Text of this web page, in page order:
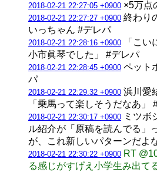
2018-02-21 22:27:05 +0900 ×5万
2018-02-21 22:27:27 +0900 終わり
いっちゃん #デレパ
2018-02-21 22:28:16 +0900 「こい
小市眞琴でした」 #デレパ
2018-02-21 22:28:45 +0900 ペット
パ
2018-02-21 22:29:32 +0900 浜川愛
「乗馬って楽しそうだなあ」
2018-02-21 22:30:17 +0900 ミツボ
ル紹介が「原稿を読んでる」
が、これ新しいパターンだよ
2018-02-21 22:30:22 +0900 RT
る感じがすげえ小学生み出